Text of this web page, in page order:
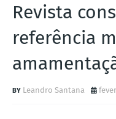
Revista
referência
Leandro Santana